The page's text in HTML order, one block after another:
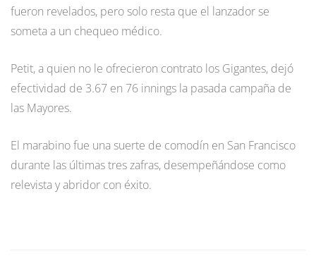
fueron revelados, pero solo resta que el lanzador se
someta a un chequeo médico.
Petit, a quien no le ofrecieron contrato los Gigantes, dejó
efectividad de 3.67 en 76 innings la pasada campaña de
las Mayores.
El marabino fue una suerte de comodín en San Francisco
durante las últimas tres zafras, desempeñándose como
relevista y abridor con éxito.